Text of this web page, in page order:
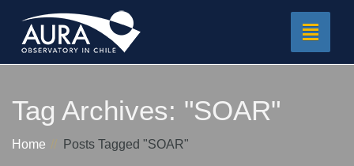
Toggle
Tag Archives: "SOAR"
Home Posts Tagged "SOAR"